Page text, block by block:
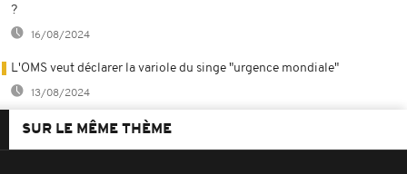
?
16/08/2024
L'OMS veut déclarer la variole du singe "urgence mondiale"
13/08/2024
SUR LE MÊME THÈME